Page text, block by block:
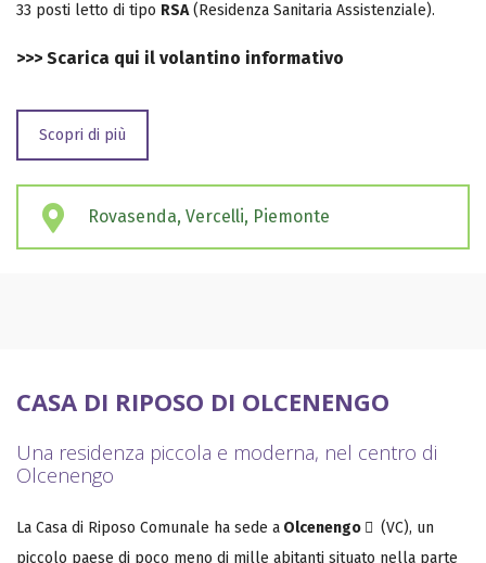
33 posti letto di tipo RSA(Residenza Sanitaria Assistenziale).
>>> Scarica qui il volantino informativo
Scopri di più
Rovasenda, Vercelli, Piemonte
CASA DI RIPOSO DI OLCENENGO
Una residenza piccola e moderna, nel centro di
Olcenengo
La Casa di Riposo Comunale ha sede a Olcenengo
(VC), un
piccolo paese di poco meno di mille abitanti situato nella parte